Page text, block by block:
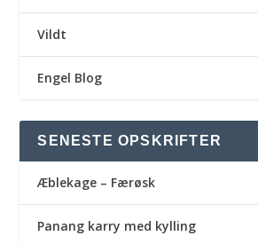
Vildt
Engel Blog
SENESTE OPSKRIFTER
Æblekage – Færøsk
Panang karry med kylling